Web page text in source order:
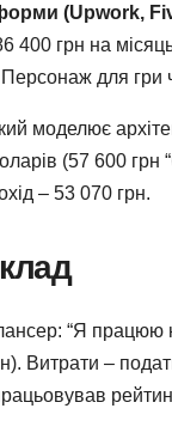
(Upwork,
400 грн на
Персонаж для гри
моделює
(57 600
– 53 070 грн.
“Я
Витрати –